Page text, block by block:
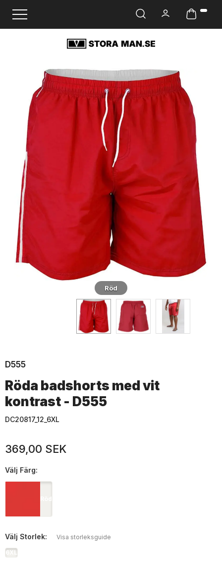
Ändra navigering
Röd
D555
Röda badshorts med vit
kontrast - D555
DC20817_12_6XL
369,00 SEK
Välj Färg:
Röd
Välj Storlek: Visa storleksguide
6XL